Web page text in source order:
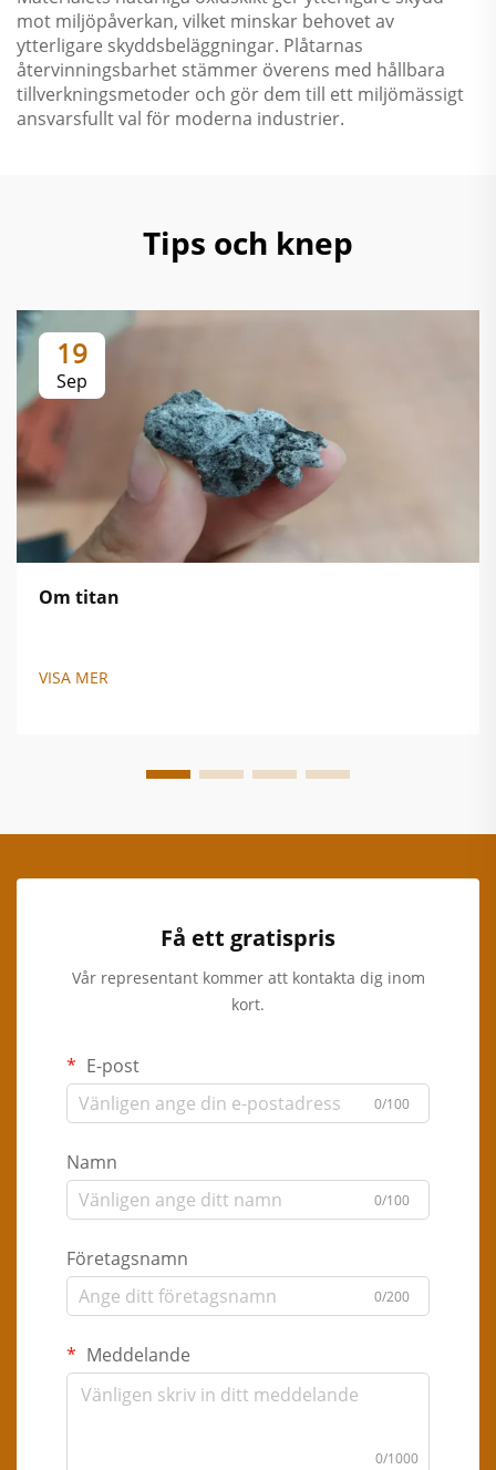
mot miljöpåverkan, vilket minskar behovet av
ytterligare skyddsbeläggningar. Plåtarnas
återvinningsbarhet stämmer överens med hållbara
tillverkningsmetoder och gör dem till ett miljömässigt
ansvarsfullt val för moderna industrier.
Tips och knep
19
Sep
Om titan
VISA MER
Få ett gratispris
Vår representant kommer att kontakta dig inom
kort.
E-post
0/100
Namn
0/100
Företagsnamn
0/200
Meddelande
0/1000